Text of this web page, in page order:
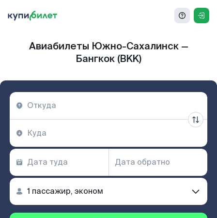
Авиабилеты Южно-Сахалинск —
Бангкок (BKK)